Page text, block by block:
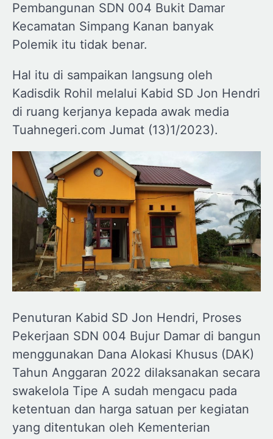
Pembangunan SDN 004 Bukit Damar
Kecamatan Simpang Kanan banyak
Polemik itu tidak benar.
Hal itu di sampaikan langsung oleh
Kadisdik Rohil melalui Kabid SD Jon Hendri
di ruang kerjanya kepada awak media
Tuahnegeri.com Jumat (13)1/2023).
Penuturan Kabid SD Jon Hendri, Proses
Pekerjaan SDN 004 Bujur Damar di bangun
menggunakan Dana Alokasi Khusus (DAK)
Tahun Anggaran 2022 dilaksanakan secara
swakelola Tipe A sudah mengacu pada
ketentuan dan harga satuan per kegiatan
yang ditentukan oleh Kementerian